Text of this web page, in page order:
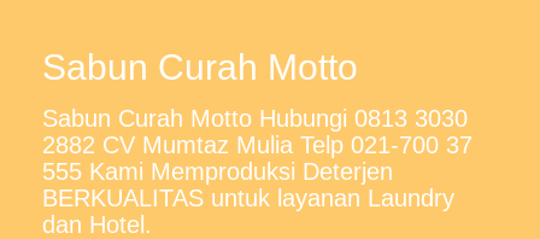
Sabun Curah Motto
Sabun Curah Motto Hubungi 0813 3030
2882 CV Mumtaz Mulia Telp 021-700 37
555 Kami Memproduksi Deterjen
BERKUALITAS untuk layanan Laundry
dan Hotel.